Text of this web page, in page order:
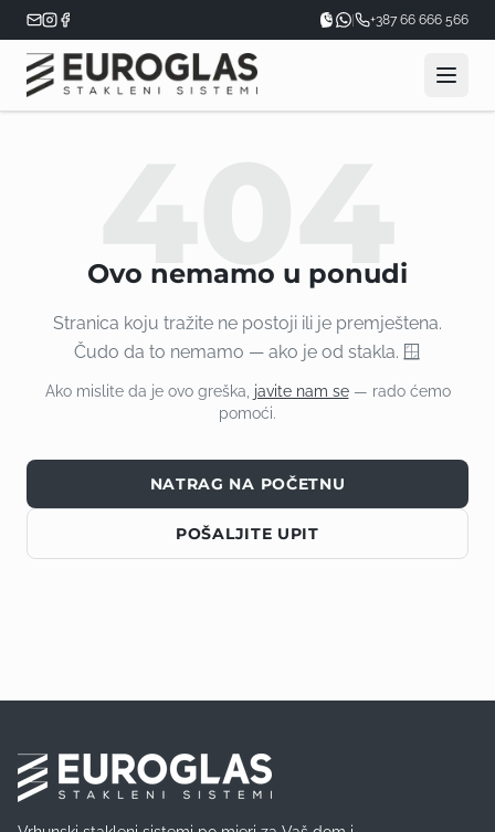
+387 66 666 566
Ovo nemamo u ponudi
Stranica koju tražite ne postoji ili je premještena.
Čudo da to nemamo — ako je od stakla. 🪟
Ako mislite da je ovo greška, javite nam se — rado ćemo
pomoći.
NATRAG NA POČETNU
POŠALJITE UPIT